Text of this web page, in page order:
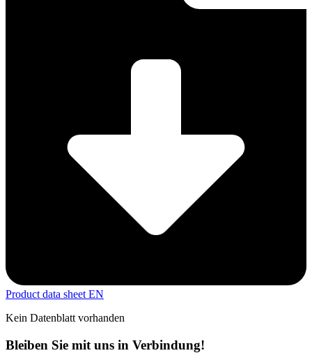
Product data sheet EN
Kein Datenblatt vorhanden
Bleiben Sie mit uns in Verbindung!